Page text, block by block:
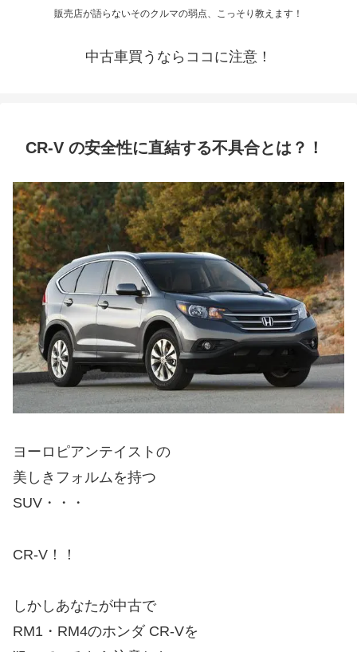
販売店が語らないそのクルマの弱点、こっそり教えます！
中古車買うならココに注意！
CR-V の安全性に直結する不具合とは？！
ヨーロピアンテイストの
美しきフォルムを持つ
SUV・・・
CR-V！！
しかしあなたが中古で
RM1・RM4のホンダ CR-Vを